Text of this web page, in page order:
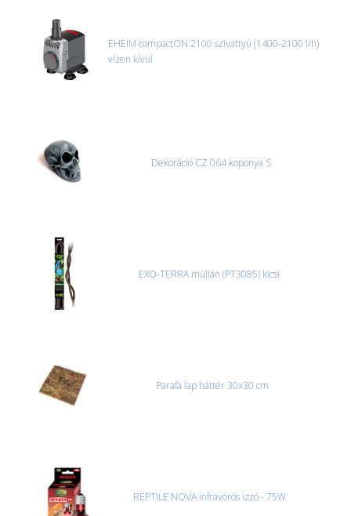
EHEIM compactON 2100 szivattyú (1400-2100 l/h)
vízen kívül
Dekoráció CZ 064 koponya S
EXO-TERRA műlián (PT3085) kicsi
Parafa lap háttér 30x30 cm
REPTILE NOVA infravörös izzó - 75W